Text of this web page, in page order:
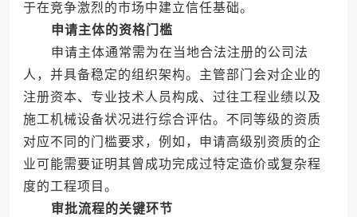
于在竞争激烈的市场中建立信任基础。
申请主体的资格门槛
申请主体通常需为在当地合法注册的公司法
人，并具备稳定的组织架构。主管部门会对企业的
注册资本、专业技术人员构成、过往工程业绩以及
施工机械设备状况进行综合评估。不同等级的资质
对应不同的门槛要求，例如，申请高级别资质的企
业可能需要证明其曾成功完成过特定造价或复杂程
度的工程项目。
审批流程的关键环节